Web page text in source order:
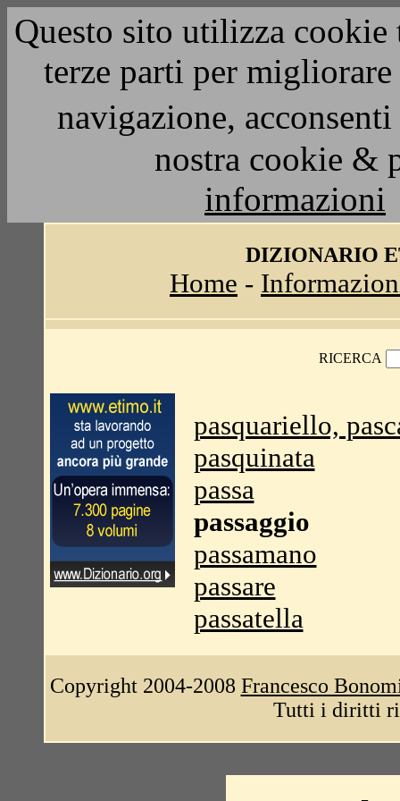
Questo sito utilizza
terze parti per
navigazione,
nostra cookie &
informazioni
DIZIONARIO
Home -
RICERCA
pasquariello,
pasquinata
passa
passaggio
passamano
passare
passatella
Copyright 2004-2008 Francesco
Tutti i diritti